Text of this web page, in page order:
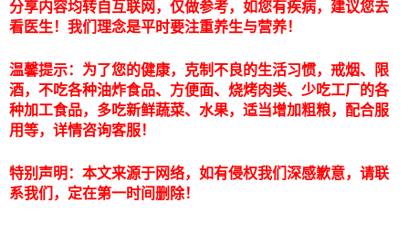
分享内容均转自互联网，仅做参考，如您有疾病，建议您去
看医生！我们理念是平时要注重养生与营养！
温馨提示：为了您的健康，克制不良的生活习惯，戒烟、限
酒，不吃各种油炸食品、方便面、烧烤肉类、少吃工厂的各
种加工食品，多吃新鲜蔬菜、水果，适当增加粗粮，配合服
用等，详情咨询客服！
特别声明：本文来源于网络，如有侵权我们深感歉意，请联
系我们，定在第一时间删除！